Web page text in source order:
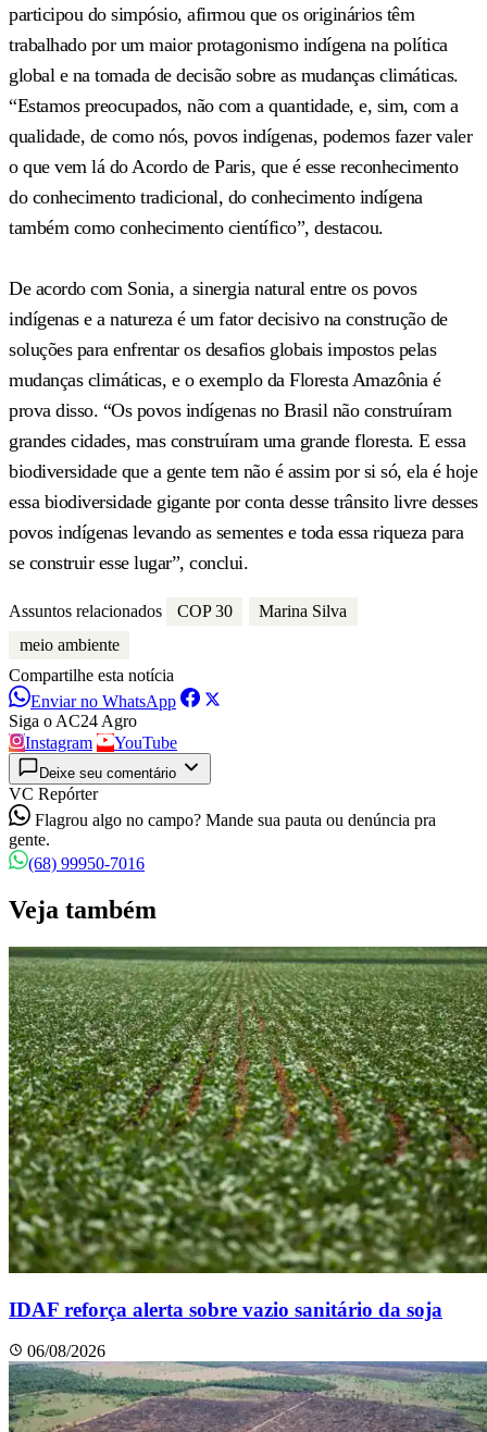
participou do simpósio, afirmou que os originários têm
trabalhado por um maior protagonismo indígena na política
global e na tomada de decisão sobre as mudanças climáticas.
“Estamos preocupados, não com a quantidade, e, sim, com a
qualidade, de como nós, povos indígenas, podemos fazer valer
o que vem lá do Acordo de Paris, que é esse reconhecimento
do conhecimento tradicional, do conhecimento indígena
também como conhecimento científico”, destacou.
De acordo com Sonia, a sinergia natural entre os povos
indígenas e a natureza é um fator decisivo na construção de
soluções para enfrentar os desafios globais impostos pelas
mudanças climáticas, e o exemplo da Floresta Amazônia é
prova disso. “Os povos indígenas no Brasil não construíram
grandes cidades, mas construíram uma grande floresta. E essa
biodiversidade que a gente tem não é assim por si só, ela é hoje
essa biodiversidade gigante por conta desse trânsito livre desses
povos indígenas levando as sementes e toda essa riqueza para
se construir esse lugar”, conclui.
Assuntos relacionados COP 30
Marina Silva
meio ambiente
Compartilhe esta notícia
Enviar no WhatsApp
Siga o AC24 Agro
Instagram
YouTube
Deixe seu comentário
VC Repórter
Flagrou algo no campo? Mande sua pauta ou denúncia pra
gente.
(68) 99950-7016
Veja também
IDAF reforça alerta sobre vazio sanitário da soja
06/08/2026